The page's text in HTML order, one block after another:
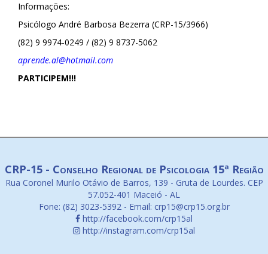
Informações:
Psicólogo André Barbosa Bezerra (CRP-15/3966)
(82) 9 9974-0249 / (82) 9 8737-5062
aprende.al@hotmail.com
PARTICIPEM!!!
CRP-15 - Conselho Regional de Psicologia 15ª Região
Rua Coronel Murilo Otávio de Barros, 139 - Gruta de Lourdes. CEP
57.052-401 Maceió - AL
Fone: (82) 3023-5392 - Email: crp15@crp15.org.br
http://facebook.com/crp15al
http://instagram.com/crp15al